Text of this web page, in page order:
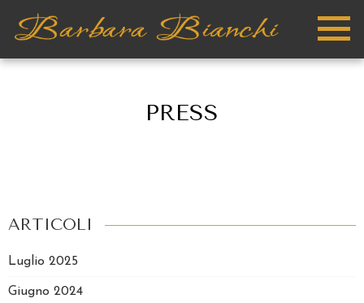
PRESS
ARTICOLI
Luglio 2025
Giugno 2024